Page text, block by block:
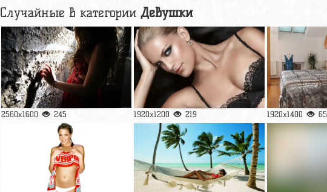
Случайные в категорииДевушки
2560x1600 245 1920x1200 219 1920x1400